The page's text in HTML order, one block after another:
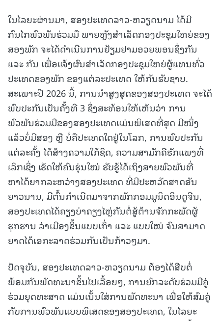
ໃນໄລຍະຜ່ານມາ, ສອງປະເທດລາວ-ຫວຽດນາມ ໄດ້ມີ
ກົນໄກພົວພັນຮ່ວມມື ພາຍຫຼັງສໍາເລັດກອງປະຊຸມໃຫຍ່ຂອງ
ສອງພັກ ຈະໄດ້ດຳເນີນການຢ້ຽມຢາມອວຍພອນຊຶ່ງກັນ
ແລະ ກັນ ເພື່ອແຈ້ງຜົນສໍາເລັດກອງປະຊຸມໃຫຍ່ຜູ້ແທນທົ່ວ
ປະເທດຂອງພັກ ຂອງແຕ່ລະປະເທດ ໃຫ້ກັນຮັບຊາບ.
ສະເພາະປີ 2026 ນີ້, ການນໍາສູງສຸດຂອງສອງປະເທດ ຈະໄດ້
ພົບປະກັນເປັນຄັ້ງທີ 3 ຊຶ່ງສະທ້ອນໃຫ້ເຫັນວ່າ ການ
ພົວພັນຮ່ວມມືຂອງສອງປະເທດແມ່ນພິເສດທີ່ສຸດ ມີໜຶ່ງ
ແລ້ວບໍ່ມີສອງ ຫຼື ບໍ່ຄືປະເທດໃດຢູ່ໃນໂລກ, ການພົບປະກັນ
ແຕ່ລະຄັ້ງ ໄດ້ສ້າງຄວາມໃກ້ຊິດ, ຄວາມສາມັກຄີຮັກແພງທີ່
ເລິກເຊິ່ງ ເຮັດໃຫ້ຄົນຮຸ່ນໃໝ່ ຮັບຮູ້ໄດ້ເຖິງສາຍພົວພັນທີ່
ຫາໄດ້ຍາກລະຫວ່າງສອງປະເທດ ທີ່ມີປະຫວັດສາດອັນ
ຍາວນານ, ມີຕົ້ນກຳເນີດມາຈາກພັກກອມມູນິດອິນດູຈີນ,
ສອງປະເທດໄດ້ຄຽງບ່າຄຽງໄຫຼ່ກັນຕໍ່ສູ້ຕ້ານຈັກກະພັດຜູ້
ຮຸກຮານ ລ່າເມືອງຂຶ້ນແບບເກົ່າ ແລະ ແບບໃໝ່ ຈົນສາມາດ
ຍາດໄດ້ເອກະລາດຮ່ວມກັນເປັນກ້າວໆມາ.
ປັດຈຸບັນ, ສອງປະເທດລາວ-ຫວຽດນາມ ຕ້ອງໄດ້ສືບຕໍ່
ພ້ອມກັນພັດທະນາຂຶ້ນໄປເລື້ອຍໆ, ການຍົກລະດັບຮ່ວມມືຄູ່
ຮ່ວມຍຸດທະສາດ ແມ່ນເນັ້ນໃສ່ການພັດທະນາ ເພື່ອໃຫ້ສົມຄູ່
ກັບການພົວພັນແບບພິເສດຂອງສອງປະເທດ, ໃນໄລຍະ